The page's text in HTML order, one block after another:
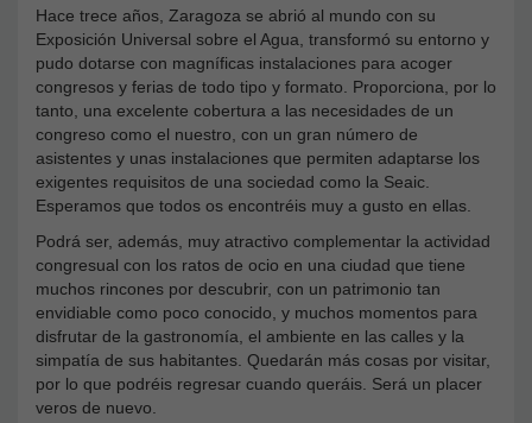
Hace trece años, Zaragoza se abrió al mundo con su
Exposición Universal sobre el Agua, transformó su entorno y
pudo dotarse con magníficas instalaciones para acoger
congresos y ferias de todo tipo y formato. Proporciona, por lo
tanto, una excelente cobertura a las necesidades de un
congreso como el nuestro, con un gran número de
asistentes y unas instalaciones que permiten adaptarse los
exigentes requisitos de una sociedad como la Seaic.
Esperamos que todos os encontréis muy a gusto en ellas.
Podrá ser, además, muy atractivo complementar la actividad
congresual con los ratos de ocio en una ciudad que tiene
muchos rincones por descubrir, con un patrimonio tan
envidiable como poco conocido, y muchos momentos para
disfrutar de la gastronomía, el ambiente en las calles y la
simpatía de sus habitantes. Quedarán más cosas por visitar,
por lo que podréis regresar cuando queráis. Será un placer
veros de nuevo.